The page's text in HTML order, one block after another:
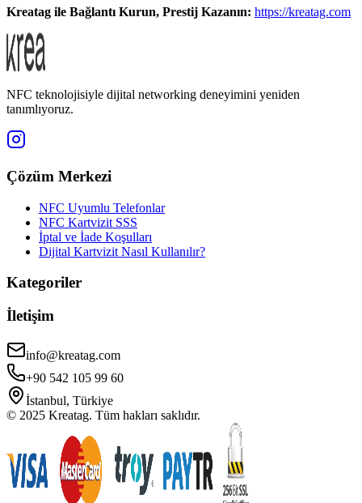
Kreatag ile Bağlantı Kurun, Prestij Kazanın: https://kreatag.com
NFC teknolojisiyle dijital networking deneyimini yeniden
tanımlıyoruz.
Çözüm Merkezi
NFC Uyumlu Telefonlar
NFC Kartvizit SSS
İptal ve İade Koşulları
Dijital Kartvizit Nasıl Kullanılır?
Kategoriler
İletişim
info@kreatag.com
+90 542 105 99 60
İstanbul, Türkiye
© 2025 Kreatag. Tüm hakları saklıdır.